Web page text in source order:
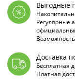
Выгодные
Регулярные
Доставка
Бесплатная
Платная